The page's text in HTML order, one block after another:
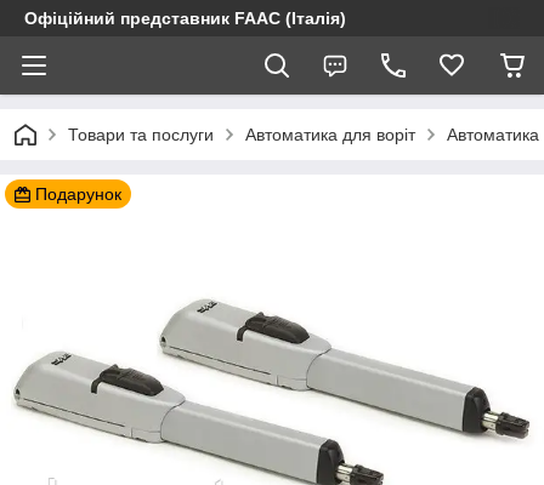
Офіційний представник FAAC (Італія)
Товари та послуги Автоматика для воріт Автоматика
Подарунок